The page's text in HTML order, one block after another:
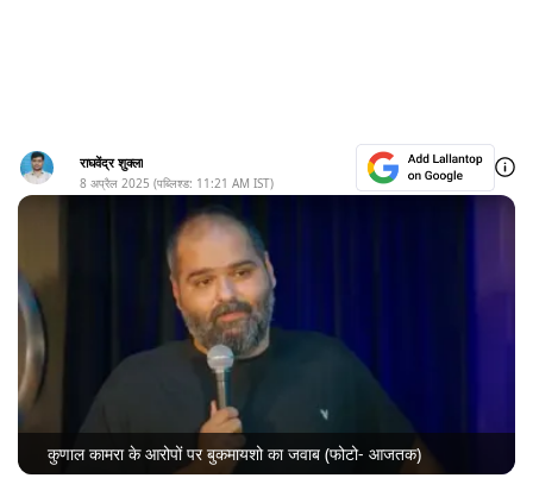
राघवेंद्र शुक्ला
8 अप्रैल 2025 (पब्लिश्ड: 11:21 AM IST)
कुणाल कामरा के आरोपों पर बुकमायशो का जवाब (फोटो- आजतक)